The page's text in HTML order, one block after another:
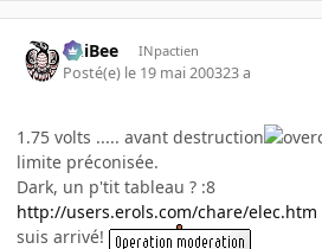
PhiBee INpactien
Posté(e) le 19 mai 200323 a
1.75 volts ..... avant destruction
limite préconisée.
Dark, un p'tit tableau ? :8
http://users.erols.com/chare/elec.htm
suis arrivé!